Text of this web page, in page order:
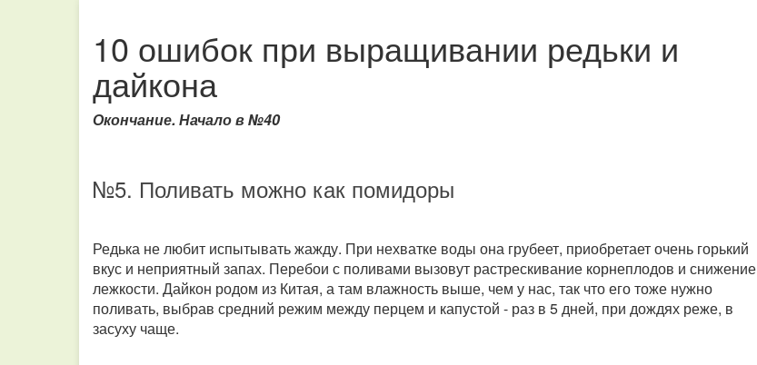
10 ошибок при выращивании редьки и
дайкона
Окончание. Начало в №40
№5. Поливать можно как помидоры
Редька не любит испытывать жажду. При нехватке воды она грубеет, приобретает очень горький
вкус и неприятный запах. Перебои с поливами вызовут растрескивание корнеплодов и снижение
лежкости. Дайкон родом из Китая, а там влажность выше, чем у нас, так что его тоже нужно
поливать, выбрав средний режим между перцем и капустой - раз в 5 дней, при дождях реже, в
засуху чаще.